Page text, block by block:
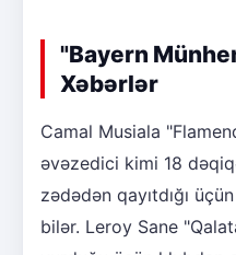
"Bayern
Xəbərlər
Camal Musiala
əvəzedici kimi 18
zədədən qayıtdığı
bilər. Leroy Sane